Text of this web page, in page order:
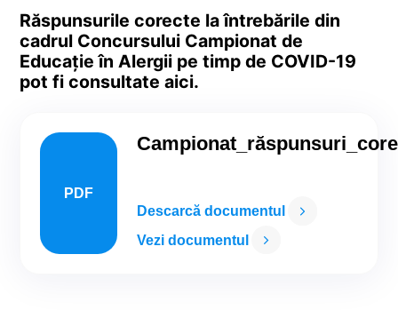
Răspunsurile corecte la întrebările din
cadrul Concursului Campionat de
Educație în Alergii pe timp de COVID-19
pot fi consultate aici.
PDF
Descarcă documentul
Vezi documentul